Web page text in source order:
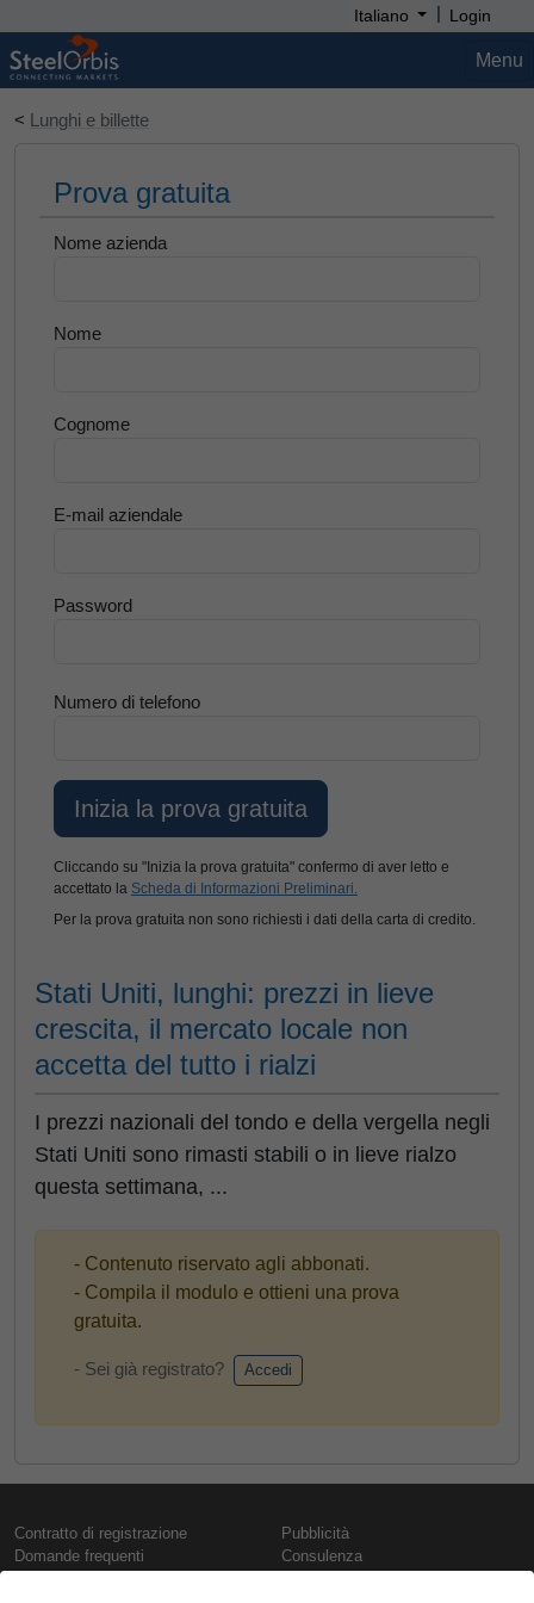
Italiano | Login
Menu
< Lunghi e billette
Prova gratuita
Nome azienda
Nome
Cognome
E-mail aziendale
Password
Numero di telefono
Cliccando su "Inizia la prova gratuita" confermo di aver letto e
accettato la Scheda di Informazioni Preliminari.
Per la prova gratuita non sono richiesti i dati della carta di credito.
Stati Uniti, lunghi: prezzi in lieve
crescita, il mercato locale non
accetta del tutto i rialzi
I prezzi nazionali del tondo e della vergella negli
Stati Uniti sono rimasti stabili o in lieve rialzo
questa settimana, ...
- Contenuto riservato agli abbonati.
- Compila il modulo e ottieni una prova
gratuita.
- Sei già registrato? Accedi
Contratto di registrazione
Domande frequenti
Pubblicità
Consulenza